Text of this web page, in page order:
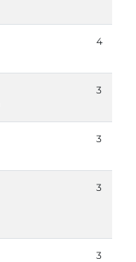
4
3
3
3
3